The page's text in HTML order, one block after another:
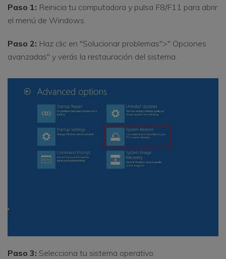
Paso 1: Reinicia tu computadora y pulsa F8/F11 para abrir
el menú de Windows.
Paso 2: Haz clic en "Solucionar problemas">" Opciones
avanzadas" y verás la restauración del sistema.
Paso 3: Selecciona tu sistema operativo.